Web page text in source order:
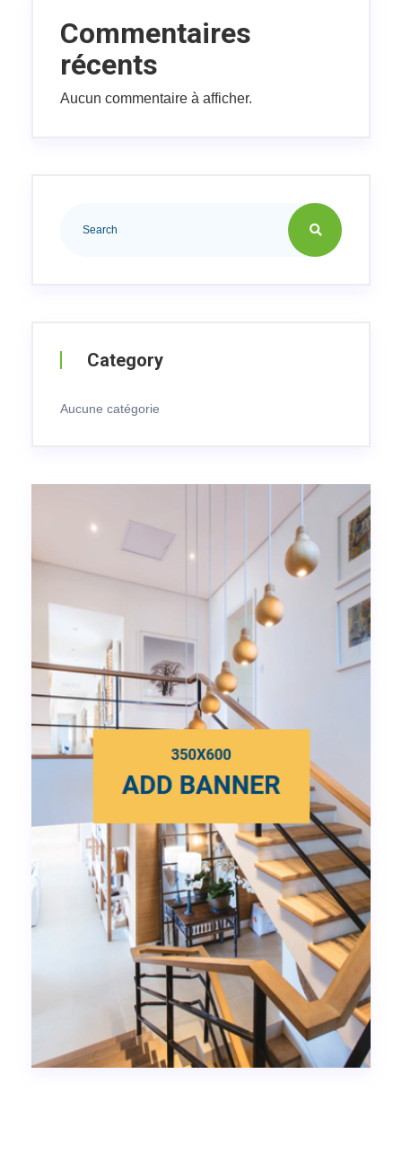
Commentaires
récents
Aucun commentaire à afficher.
Category
Aucune catégorie